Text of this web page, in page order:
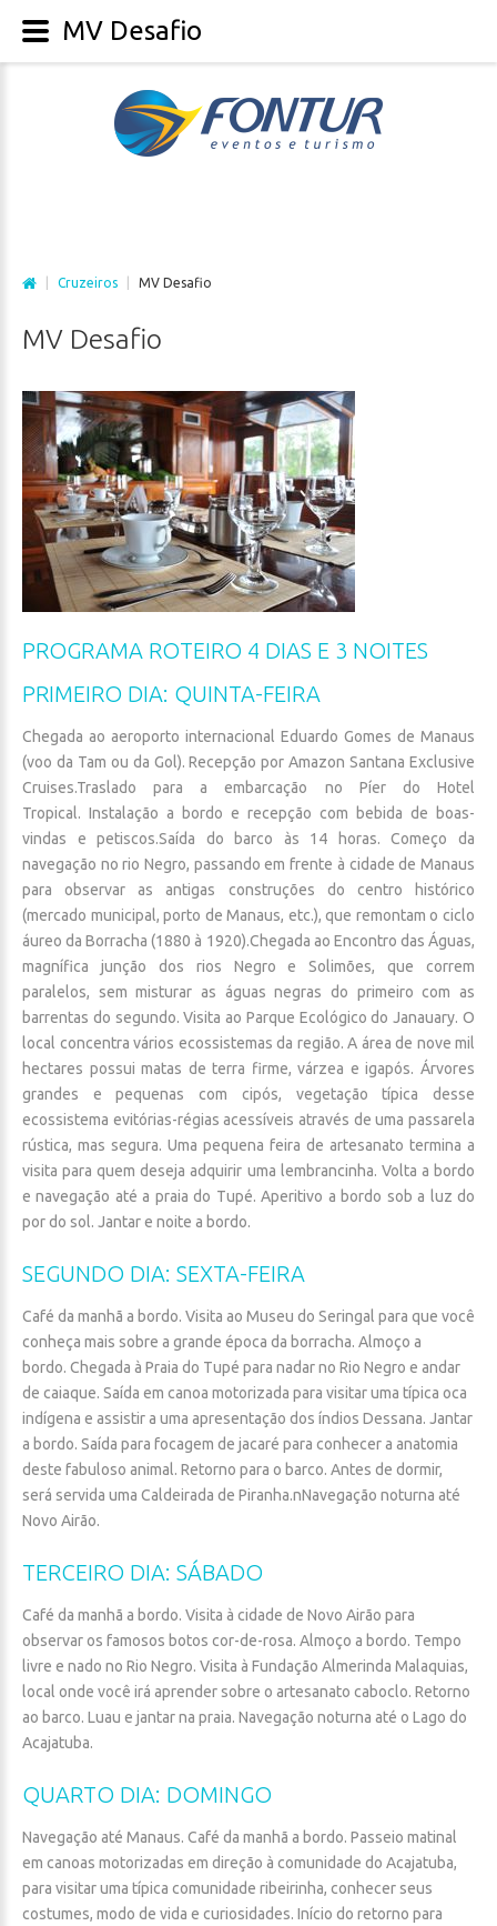
Cruzeiros MV Desafio
MV Desafio
PROGRAMA ROTEIRO 4 DIAS E 3 NOITES
PRIMEIRO DIA: QUINTA-FEIRA
Chegada ao aeroporto internacional Eduardo Gomes de Manaus
(voo da Tam ou da Gol). Recepção por Amazon Santana Exclusive
Cruises.Traslado para a embarcação no Píer do Hotel
Tropical. Instalação a bordo e recepção com bebida de boas-
vindas e petiscos.Saída do barco às 14 horas. Começo da
navegação no rio Negro, passando em frente à cidade de Manaus
para observar as antigas construções do centro histórico
(mercado municipal, porto de Manaus, etc.), que remontam o ciclo
áureo da Borracha (1880 à 1920).Chegada ao Encontro das Águas,
magnífica junção dos rios Negro e Solimões, que correm
paralelos, sem misturar as águas negras do primeiro com as
barrentas do segundo. Visita ao Parque Ecológico do Janauary. O
local concentra vários ecossistemas da região. A área de nove mil
hectares possui matas de terra firme, várzea e igapós. Árvores
grandes e pequenas com cipós, vegetação típica desse
ecossistema evitórias-régias acessíveis através de uma passarela
rústica, mas segura. Uma pequena feira de artesanato termina a
visita para quem deseja adquirir uma lembrancinha. Volta a bordo
e navegação até a praia do Tupé. Aperitivo a bordo sob a luz do
por do sol. Jantar e noite a bordo.
SEGUNDO DIA: SEXTA-FEIRA
Café da manhã a bordo. Visita ao Museu do Seringal para que você
conheça mais sobre a grande época da borracha. Almoço a
bordo. Chegada à Praia do Tupé para nadar no Rio Negro e andar
de caiaque. Saída em canoa motorizada para visitar uma típica oca
indígena e assistir a uma apresentação dos índios Dessana. Jantar
a bordo. Saída para focagem de jacaré para conhecer a anatomia
deste fabuloso animal. Retorno para o barco. Antes de dormir,
será servida uma Caldeirada de Piranha.nNavegação noturna até
Novo Airão.
TERCEIRO DIA: SÁBADO
Café da manhã a bordo. Visita à cidade de Novo Airão para
observar os famosos botos cor-de-rosa. Almoço a bordo. Tempo
livre e nado no Rio Negro. Visita à Fundação Almerinda Malaquias,
local onde você irá aprender sobre o artesanato caboclo. Retorno
ao barco. Luau e jantar na praia. Navegação noturna até o Lago do
Acajatuba.
QUARTO DIA: DOMINGO
Navegação até Manaus. Café da manhã a bordo. Passeio matinal
em canoas motorizadas em direção à comunidade do Acajatuba,
para visitar uma típica comunidade ribeirinha, conhecer seus
costumes, modo de vida e curiosidades. Início do retorno para
MV Desafio